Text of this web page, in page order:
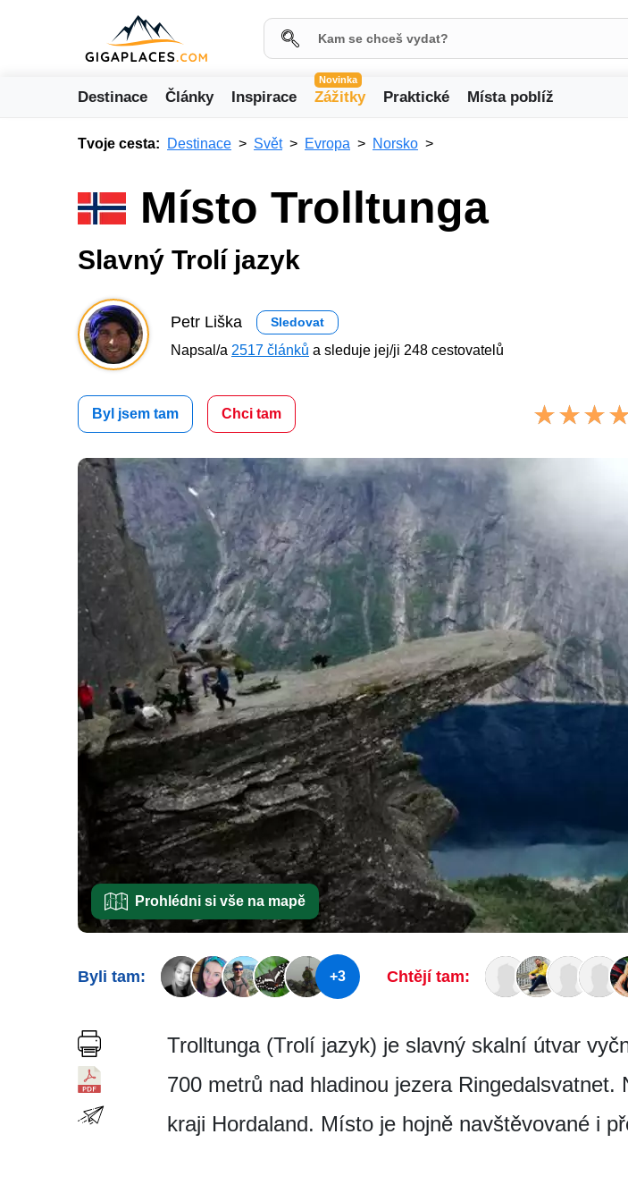
Destinace Články Inspirace
Novinka
Zážitky Praktické Místa poblíž
Tvoje cesta: Destinace Svět Evropa Norsko
Místo Trolltunga
Slavný Trolí jazyk
Petr Liška Sledovat
Napsal/a 2517 článků a sleduje jej/ji 248 cestovatelů
Byl jsem tam Chci tam
Prohlédni si vše na mapě
Byli tam: +3 Chtějí tam:
Trolltunga (Trolí jazyk) je slavný skalní útvar
700 metrů nad hladinou jezera
kraji Hordaland. Místo je hojně navštěvované i